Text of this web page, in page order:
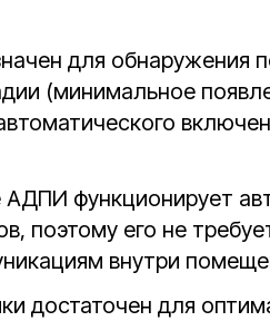
для обнаружения
(минимальное
функционирует
поэтому его не
внутри
достаточен для